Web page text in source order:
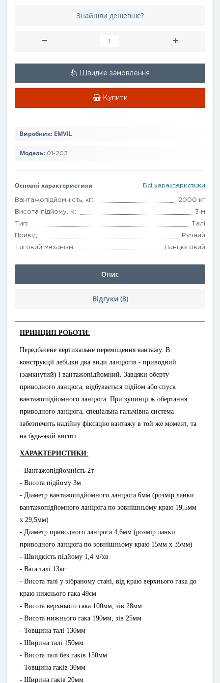
Знайшли дешевше?
Швидке замовлення
Купити
Виробник: EMVIL
Модель: 01-203
Основні характеристики Всі характеристики
Вантажопідйомність, кг: 2000 кг
Висота підйому, м: 3 м
Тип: Талі
Привід: Ручний
Тяговий механізм: Ланцюговий
Опис
Відгуки (8)
ПРИНЦИП РОБОТИ:
Передбачене вертикальне переміщення вантажу. В
конструкції лебідки два види ланцюгів - приводний
(замкнутий) і вантажопідйомний. Завдяки оберту
приводного ланцюга, відбувається підйом або спуск
вантажопідйомного ланцюга. При зупинці ж обертання
приводного ланцюга, спеціальна гальмівна система
забезпечить надійну фіксацію вантажу в той же момент, та
на будь-якій висоті.
ХАРАКТЕРИСТИКИ:
- Вантажопідйомність 2т
- Висота підйому 3м
- Діаметр вантажопідйомного ланцюга 6мм (розмір ланки
вантажопідйомного ланцюга по зовнішньому краю 19,5мм
х 29,5мм)
- Діаметр приводного ланцюга 4,6мм (розмір ланки
приводного ланцюга по зовнішньому краю 15мм х 35мм)
- Швидкість підйому 1,4 м/хв
- Вага талі 13кг
- Висота талі у зібраному стані, від краю верхнього гака до
краю нижнього гака 49см
- Висота верхнього гака 100мм, зів 28мм
- Висота нижнього гака 190мм, зів 25мм
- Товщина талі 130мм
- Ширина талі 150мм
- Висота талі без гаків 150мм
- Товщина гаків 30мм
- Ширина гаків 20мм